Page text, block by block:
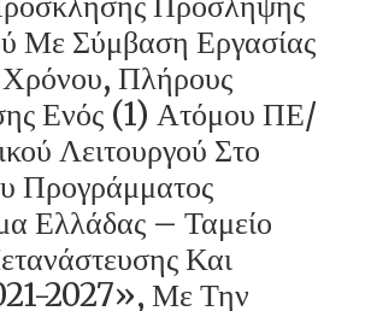
Με Σύμβαση Εργασίας
Πλήρους
Ενός (1) Ατόμου ΠΕ/
Λειτουργού Στο
Προγράμματος
Ελλάδας – Ταμείο
Και
2027», Με Την